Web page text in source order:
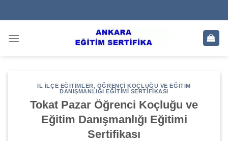
to
İL İLÇE EĞITIMLER, ÖĞRENCI KOÇLUĞU VE EĞITIM
DANIŞMANLIĞI EĞITIMI SERTIFIKASI
Tokat Pazar Öğrenci Koçluğu ve
Eğitim Danışmanlığı Eğitimi
Sertifikası